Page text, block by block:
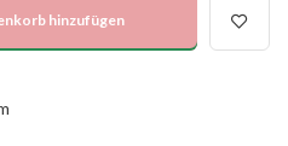
hinzufügen